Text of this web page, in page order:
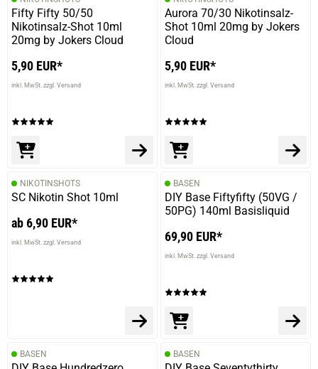
31.05.2025 — via
Trustedshops.de
Björn B.
verifizierter Onlinekauf.
Geschmacklich und Preisleistungsverhältnis sehr gut
31.10.2024 — via
Trustedshops.de
Frank M.
Sehr lecker ????
Fifty Fifty 50/50
Nikotinsalz-Shot 10ml
20mg by Jokers Cloud
5,90 EUR*
inkl. MwSt. zzgl. Versand
Aurora 70/30 Nikotinsalz-
Shot 10ml 20mg by Jokers
Cloud
5,90 EUR*
inkl. MwSt. zzgl. Versand
NIKOTINSHOTS
SC Nikotin Shot 10ml
ab 6,90 EUR*
inkl. MwSt. zzgl. Versand
BASEN
DIY Base Fiftyfifty (50VG /
50PG) 140ml Basisliquid
69,90 EUR*
inkl. MwSt. zzgl. Versand
BASEN BASEN